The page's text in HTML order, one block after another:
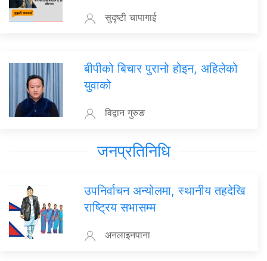
सुदृष्टी चापागाई
बीपीको बिचार पुरानो होइन, अहिलेको
युवाको
विद्वान गुरुङ
जनप्रतिनिधि
उपनिर्वाचन अन्योलमा, स्थानीय तहदेखि
राष्ट्रिय सभासम्म
अनलाइनपाना